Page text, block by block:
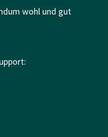
wohl und gut